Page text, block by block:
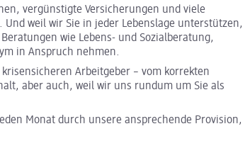
vergünstigte Versicherungen und viele
weil wir Sie in jeder Lebenslage unterstützen,
wie Lebens- und Sozialberatung,
in Anspruch nehmen.
Arbeitgeber – vom korrekten
aber auch, weil wir uns rundum um Sie als
Monat durch unsere ansprechende Provision,